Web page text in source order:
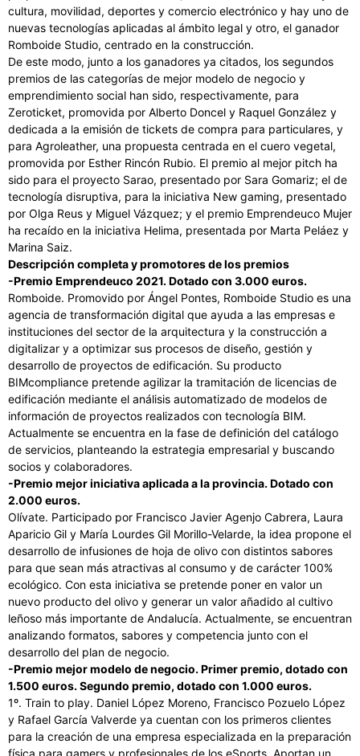
cultura, movilidad, deportes y comercio electrónico y hay uno de
nuevas tecnologías aplicadas al ámbito legal y otro, el ganador
Romboide Studio, centrado en la construcción.
De este modo, junto a los ganadores ya citados, los segundos
premios de las categorías de mejor modelo de negocio y
emprendimiento social han sido, respectivamente, para
Zeroticket, promovida por Alberto Doncel y Raquel González y
dedicada a la emisión de tickets de compra para particulares, y
para Agroleather, una propuesta centrada en el cuero vegetal,
promovida por Esther Rincón Rubio. El premio al mejor pitch ha
sido para el proyecto Sarao, presentado por Sara Gomariz; el de
tecnología disruptiva, para la iniciativa New gaming, presentado
por Olga Reus y Miguel Vázquez; y el premio Emprendeuco Mujer
ha recaído en la iniciativa Helima, presentada por Marta Peláez y
Marina Saiz.
Descripción completa y promotores de los premios
-Premio Emprendeuco 2021. Dotado con 3.000 euros.
Romboide. Promovido por Ángel Pontes, Romboide Studio es una
agencia de transformación digital que ayuda a las empresas e
instituciones del sector de la arquitectura y la construcción a
digitalizar y a optimizar sus procesos de diseño, gestión y
desarrollo de proyectos de edificación. Su producto
BIMcompliance pretende agilizar la tramitación de licencias de
edificación mediante el análisis automatizado de modelos de
información de proyectos realizados con tecnología BIM.
Actualmente se encuentra en la fase de definición del catálogo
de servicios, planteando la estrategia empresarial y buscando
socios y colaboradores.
-Premio mejor iniciativa aplicada a la provincia. Dotado con
2.000 euros.
Olívate. Participado por Francisco Javier Agenjo Cabrera, Laura
Aparicio Gil y María Lourdes Gil Morillo-Velarde, la idea propone el
desarrollo de infusiones de hoja de olivo con distintos sabores
para que sean más atractivas al consumo y de carácter 100%
ecológico. Con esta iniciativa se pretende poner en valor un
nuevo producto del olivo y generar un valor añadido al cultivo
leñoso más importante de Andalucía. Actualmente, se encuentran
analizando formatos, sabores y competencia junto con el
desarrollo del plan de negocio.
-Premio mejor modelo de negocio. Primer premio, dotado con
1.500 euros. Segundo premio, dotado con 1.000 euros.
1º. Train to play. Daniel López Moreno, Francisco Pozuelo López
y Rafael García Valverde ya cuentan con los primeros clientes
para la creación de una empresa especializada en la preparación